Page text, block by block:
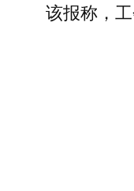
该报称，